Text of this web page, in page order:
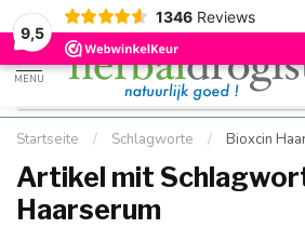
9,5
1346 Reviews
Kostenloser DE-Versand ab
Schnell geliefert
MENU
Startseite / Schlagworte / Bioxcin
Artikel mit
Haarserum